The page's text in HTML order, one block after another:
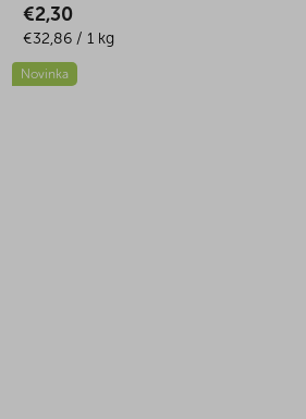
€2,30
Jednotková
cena:
€32,86 / 1 kg
Novinka